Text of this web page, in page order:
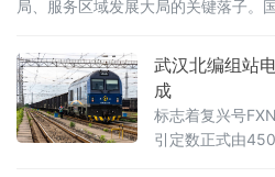
局、服务区域发展大局的关键落子。
家金融机构，复旦大学、宁德时代等
到场见证。上海是金融改革开放的前
金融中心建设和长三角一体化发
武汉北编组站
成
标志着复兴号
引定数正式由